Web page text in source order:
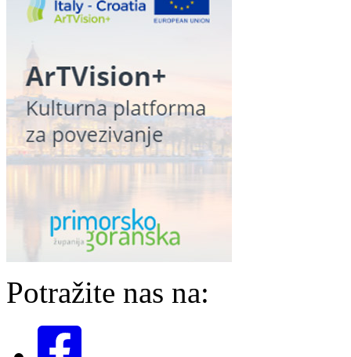
Potražite nas na: